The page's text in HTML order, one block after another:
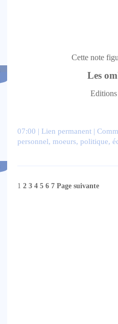
Cette note
Les
07:00 | Lien permanent |
personnel, moeurs, politique,
1 2 3 4 5 6 7 Page suivante